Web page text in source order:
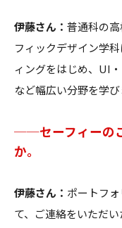
伊藤さん： 普通科の
フィックデザイン学
ィングをはじめ、UI
など幅広い分野を学び
──セーフィーの
か。
伊藤さん： ポートフ
て、ご連絡をいただい